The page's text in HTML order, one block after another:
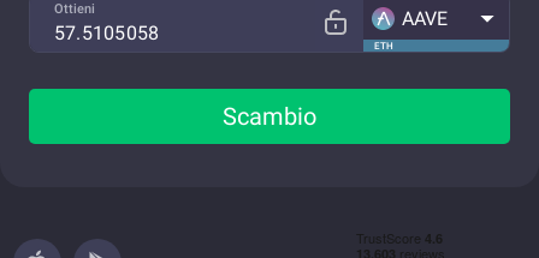
Ottieni
ETH
AAVE
Scambio